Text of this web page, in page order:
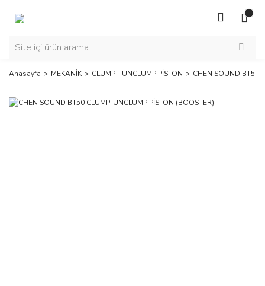
Anasayfa MEKANİK CLUMP - UNCLUMP PİSTON CHEN SOUND BT50